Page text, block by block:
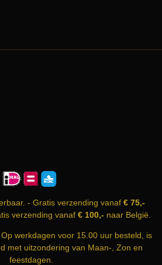
- Gratis verzending vanaf€ 75,-
verzending vanaf € 100,- naar België.
werkdagen voor 15.00 uur besteld, is
met uitzondering van Maan-, Zon en
feestdagen.